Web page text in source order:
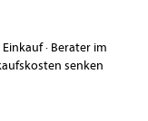
· Berater im
senken